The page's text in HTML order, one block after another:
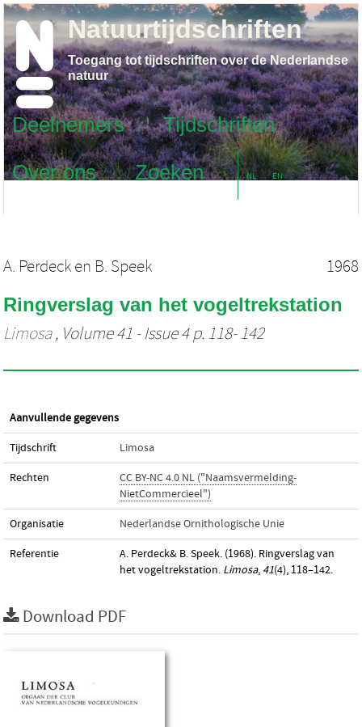
Deelnemers
Tijdschriften
Over ons
Zoeken NL EN
Natuurtijdschriften
Toegang tot tijdschriften over de Nederlandse
natuur
A. Perdeck en B. Speek 1968
Ringverslag van het vogeltrekstation
Limosa, Volume 41 - Issue 4 p. 118- 142
Aanvullende gegevens
Tijdschrift Limosa
Rechten
CC BY-NC 4.0 NL ("Naamsvermelding-
NietCommercieel")
Organisatie Nederlandse Ornithologische Unie
Referentie
A. Perdeck& B. Speek. (1968). Ringverslag van
het vogeltrekstation. Limosa, 41(4), 118–142.
Download PDF